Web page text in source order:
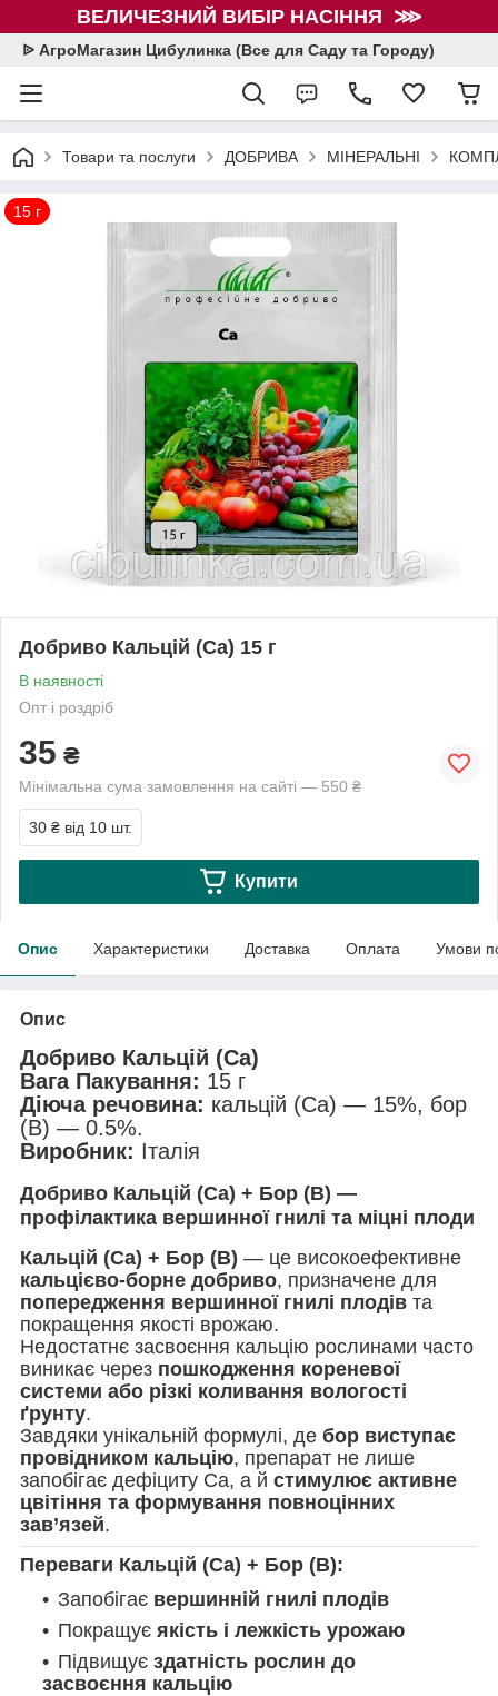
ВЕЛИЧЕЗНИЙ ВИБІР НАСІННЯ ⋙
ᐉ АгроМагазин Цибулинка (Все для Саду та Городу)
Товари та послуги ДОБРИВА МІНЕРАЛЬНІ
15 г
Добриво Кальцій (Ca) 15 г
В наявності
Опт і роздріб
35 ₴
Мінімальна сума замовлення на сайті — 550 ₴
30 ₴ від 10 шт.
Купити
Опис Характеристики Доставка Оплата Умови
Опис
Добриво Кальцій (Ca)
Вага Пакування: 15 г
Діюча речовина: кальцій (Ca) — 15%, бор
(B) — 0.5%.
Виробник: Італія
Добриво Кальцій (Ca) + Бор (B) —
профілактика вершинної гнилі та міцні плоди
Кальцій (Ca) + Бор (B) — це високоефективне
кальцієво-борне добриво, призначене для
попередження вершинної гнилі плодів та
покращення якості врожаю.
Недостатнє засвоєння кальцію рослинами часто
виникає через пошкодження кореневої
системи або різкі коливання вологості
ґрунту.
Завдяки унікальній формулі, де бор виступає
провідником кальцію, препарат не лише
запобігає дефіциту Ca, а й стимулює активне
цвітіння та формування повноцінних
зав’язей.
Переваги Кальцій (Ca) + Бор (B):
Запобігає вершинній гнилі плодів
Покращує якість і лежкість урожаю
Підвищує здатність рослин до
засвоєння кальцію